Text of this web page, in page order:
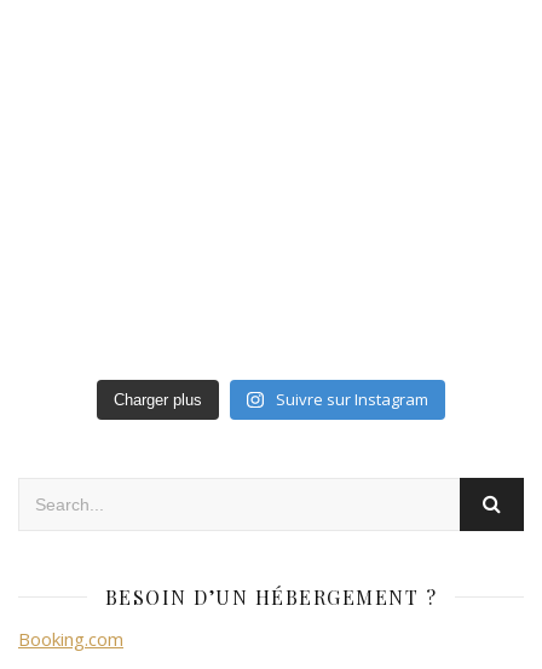
Charger plus Suivre sur Instagram
BESOIN D’UN HÉBERGEMENT ?
Booking.com